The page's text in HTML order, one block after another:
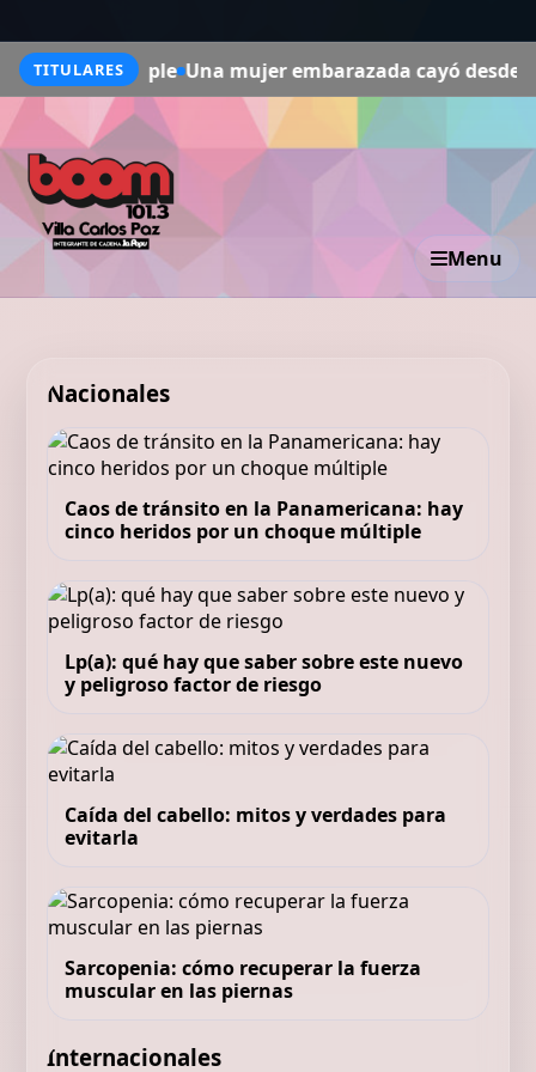
TITULARES
Una mujer embarazada cayó desde el noveno
Menu
Nacionales
Caos de tránsito en la Panamericana: hay
cinco heridos por un choque múltiple
Lp(a): qué hay que saber sobre este nuevo
y peligroso factor de riesgo
Caída del cabello: mitos y verdades para
evitarla
Sarcopenia: cómo recuperar la fuerza
muscular en las piernas
Internacionales